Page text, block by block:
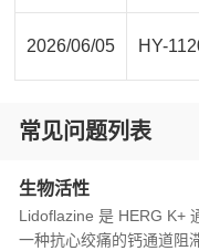
2026/06/05 HY-
常见问题列表
生物活性
Lidoflazine 是 HERG K+
一种抗心绞痛的钙通道阻